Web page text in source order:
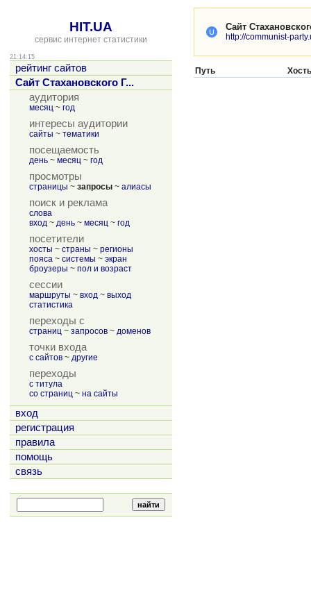
HIT.UA
сервис интернет статистики
21:14:15
рейтинг сайтов
Сайт Стахановского Г...
аудитория
месяц ~ год
интересы аудитории
сайты ~ тематики
посещаемость
день ~ месяц ~ год
просмотры
страницы ~ запросы ~ алиасы
поиск и реклама
слова
вход ~ день ~ месяц ~ год
посетители
хосты ~ страны ~ регионы
пояса ~ системы ~ экран
броузеры ~ пол и возраст
сессии
маршруты ~ вход ~ выход
статистика
переходы с
страниц ~ запросов ~ доменов
точки входа
с сайтов ~ другие
переходы
с титула
со страниц ~ на сайты
вход
регистрация
правила
помощь
связь
Сайт
http://communist-
Путь